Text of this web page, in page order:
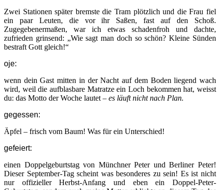
Zwei Stationen später bremste die Tram plötzlich und die Frau fiel
ein paar Leuten, die vor ihr Saßen, fast auf den Schoß.
Zugegebenermaßen, war ich etwas schadenfroh und dachte,
zufrieden grinsend: „Wie sagt man doch so schön? Kleine Sünden
bestraft Gott gleich!“
oje:
wenn dein Gast mitten in der Nacht auf dem Boden liegend wach
wird, weil die aufblasbare Matratze ein Loch bekommen hat, weisst
du: das Motto der Woche lautet – es läuft nicht nach Plan.
gegessen:
Äpfel – frisch vom Baum! Was für ein Unterschied!
gefeiert:
einen Doppelgeburtstag von Münchner Peter und Berliner Peter!
Dieser September-Tag scheint was besonderes zu sein! Es ist nicht
nur offizieller Herbst-Anfang und eben ein Doppel-Peter-